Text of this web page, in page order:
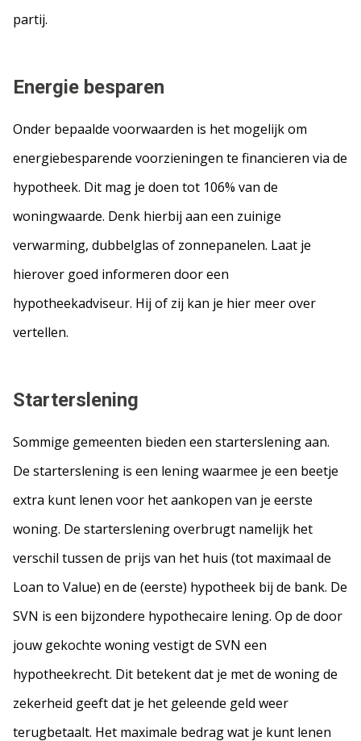
partij.
Energie besparen
Onder bepaalde voorwaarden is het mogelijk om
energiebesparende voorzieningen te financieren via de
hypotheek. Dit mag je doen tot 106% van de
woningwaarde. Denk hierbij aan een zuinige
verwarming, dubbelglas of zonnepanelen. Laat je
hierover goed informeren door een
hypotheekadviseur. Hij of zij kan je hier meer over
vertellen.
Starterslening
Sommige gemeenten bieden een starterslening aan.
De starterslening is een lening waarmee je een beetje
extra kunt lenen voor het aankopen van je eerste
woning. De starterslening overbrugt namelijk het
verschil tussen de prijs van het huis (tot maximaal de
Loan to Value) en de (eerste) hypotheek bij de bank. De
SVN is een bijzondere hypothecaire lening. Op de door
jouw gekochte woning vestigt de SVN een
hypotheekrecht. Dit betekent dat je met de woning de
zekerheid geeft dat je het geleende geld weer
terugbetaalt. Het maximale bedrag wat je kunt lenen